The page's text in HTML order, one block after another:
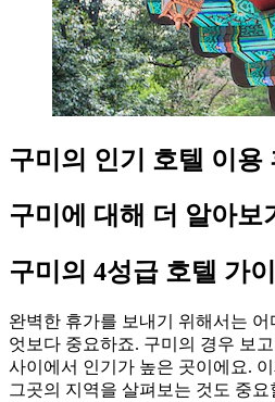
구미의 인기 호텔 이용
구미에 대해 더 알아보
구미의 4성급 호텔 가
완벽한 휴가를 보내기 위해서는
엇보다 중요하죠. 구미의 경우 보
사이에서 인기가 높은 곳이에요.
그곳의 지역을 살펴보는 것도 중